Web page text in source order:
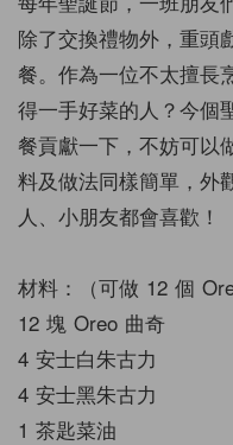
除了交換禮物外，重頭
餐。作為一位不太擅長
得一手好菜的人？今個
餐貢獻一下，不妨可以
料及做法同樣簡單，外
人、小朋友都會喜歡！
材料：（可做 12 個
12 塊 Oreo 曲奇
4 安士白朱古力
4 安士黑朱古力
1 茶匙菜油